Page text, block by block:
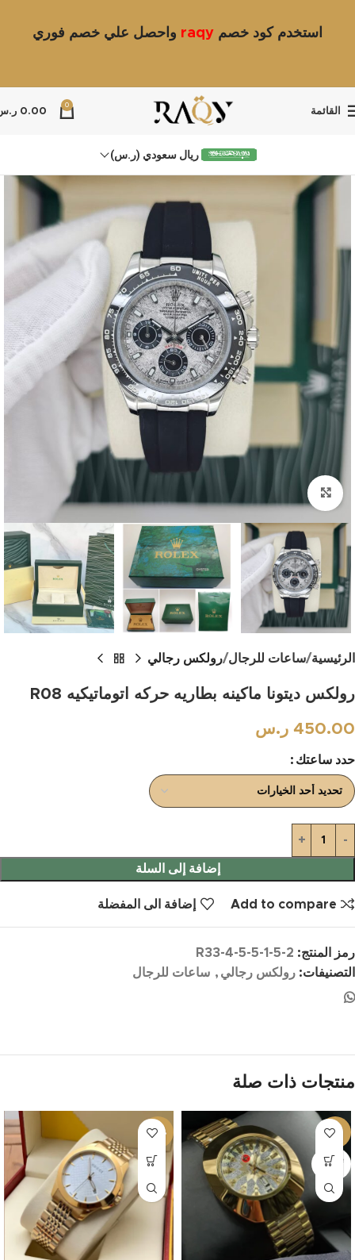
استخدم كود خصم raqy واحصل علي خصم فوري
القائمة
0
0.00
ريال سعودي (ر.س)
اضغط للتكبير
الرئيسية ساعات للرجال رولكس رجالي
رولكس ديتونا ماكينه بطاريه حركه اتوماتيكيه R08
450.00 ر.س
حدد ساعتك
إضافة إلى السلة
Add to compare إضافة الى المفضلة
رمز المنتج: R33-4-5-5-1-5-2
التصنيفات: رولكس رجالي , ساعات للرجال
منتجات ذات صلة
-5%
بيعت كل
ها
-17%